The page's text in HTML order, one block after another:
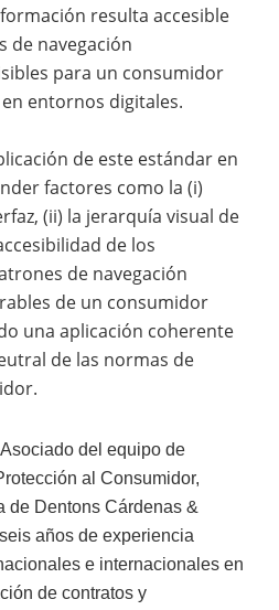
resulta accesible
de navegación
para un consumidor
entornos digitales.
de este estándar en
factores como la (i)
(ii) la jerarquía visual de
de los
de navegación
de un consumidor
una aplicación coherente
de las normas de
Asociado del equipo de
al Consumidor,
de Dentons Cárdenas &
años de experiencia
e internacionales en
de contratos y